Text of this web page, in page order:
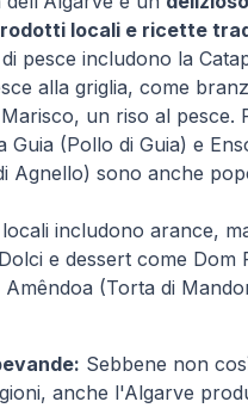
locali e ricette
pesce includono la
alla griglia, come
un riso al pesce.
Guia (Pollo di Guia) e
Agnello) sono anche
includono arance,
e dessert come Dom
Amêndoa (Torta di
Sebbene non
anche l'Algarve